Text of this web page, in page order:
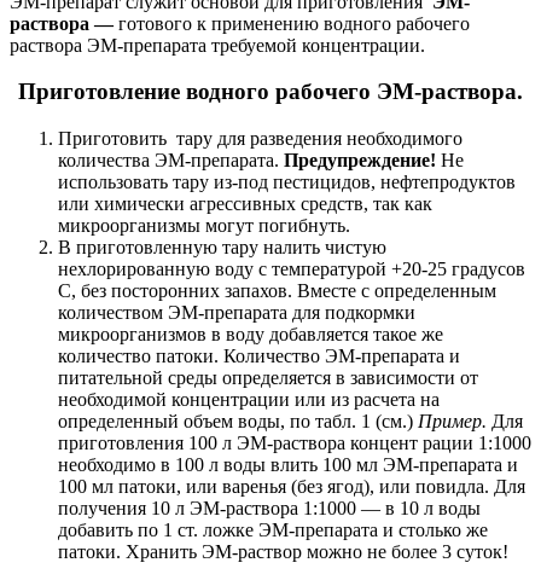
раствора —готового к применению водного рабочего
раствора ЭМ-препарата требуемой концентрации.
Приготовление водного рабочего ЭМ-раствора.
Приготовить тару для разведения необходимого
количества ЭМ-препарата. Предупреждение! Не
использовать тару из-под пестицидов, нефтепродуктов
или химически агрессивных средств, так как
микроорганизмы могут погибнуть.
В приготовленную тару налить чистую
нехлорированную воду с температурой +20-25 градусов
С, без посторонних запахов. Вместе с определенным
количеством ЭМ-препарата для подкормки
микроорганизмов в воду добавляется такое же
количество патоки. Количество ЭМ-препарата и
питательной среды определяется в зависимости от
необходимой концентрации или из расчета на
определенный объем воды, по табл. 1 (см.) Пример. Для
приготовления 100 л ЭМ-раствора концент рации 1:1000
необходимо в 100 л воды влить 100 мл ЭМ-препарата и
100 мл патоки, или варенья (без ягод), или повидла. Для
получения 10 л ЭМ-раствора 1:1000 — в 10 л воды
добавить по 1 ст. ложке ЭМ-препарата и столько же
патоки. Хранить ЭМ-раствор можно не более 3 суток!